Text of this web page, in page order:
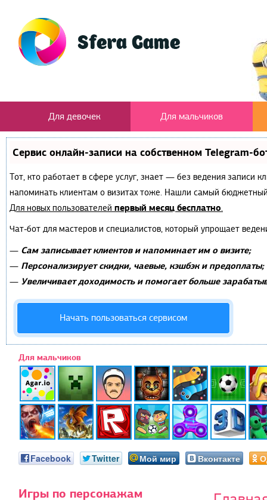
Для девочек Для мальчиков
Сервис онлайн-записи на собственном Telegram-
Тот, кто работает в сфере услуг, знает — без ведения записи
напоминать клиентам о визитах тоже. Нашли самый
Для новых пользователей первый месяц бесплатно.
Чат-бот для мастеров и специалистов, который упрощает
— Сам записывает клиентов и напоминает им о визите;
— Персонализирует скидки, чаевые, кэшбэк и предоплаты;
— Увеличивает доходимость и помогает больше
Начать пользоваться сервисом
Для мальчиков
Facebook Twitter Мой мир Вконтакте
Игры по персонажам